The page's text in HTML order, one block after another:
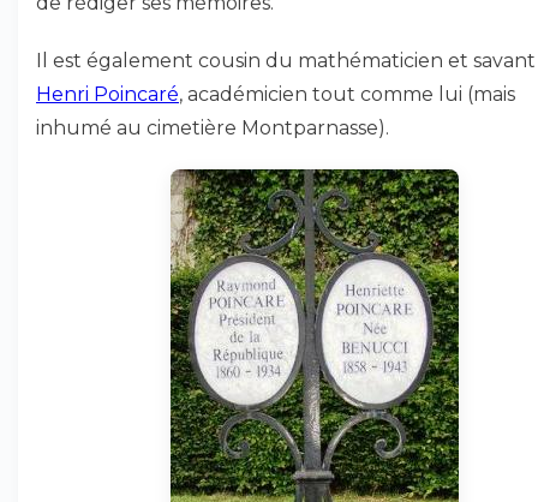
Il est également cousin du mathématicien et savant
Henri Poincaré, académicien tout comme lui (mais
inhumé au cimetière Montparnasse).